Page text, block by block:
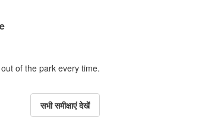
of the park every time.
सभी समीक्षाएं देखें